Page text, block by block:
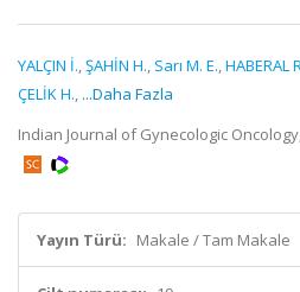
YALÇIN İ.,ŞAHİN H., Sarı M. E.,HABERAL
ÇELİK H., ...Daha Fazla
Indian Journal of Gynecologic
Yayın Türü: Makale / Tam Makale